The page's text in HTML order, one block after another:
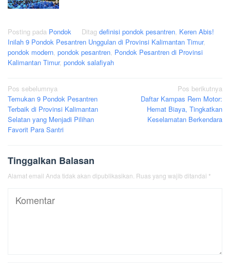
Posting pada Pondok Ditag definisi pondok pesantren, Keren Abis!
Inilah 9 Pondok Pesantren Unggulan di Provinsi Kalimantan Timur,
pondok modern, pondok pesantren, Pondok Pesantren di Provinsi
Kalimantan Timur, pondok salafiyah
Navigasi
pos
Pos sebelumnya
Temukan 9 Pondok Pesantren
Terbaik di Provinsi Kalimantan
Selatan yang Menjadi Pilihan
Favorit Para Santri
Pos berikutnya
Daftar Kampas Rem Motor:
Hemat Biaya, Tingkatkan
Keselamatan Berkendara
Tinggalkan Balasan
Alamat email Anda tidak akan dipublikasikan. Ruas yang wajib ditandai *